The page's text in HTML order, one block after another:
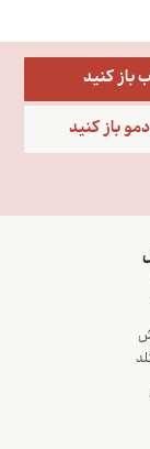
باز کنید
باز کنید